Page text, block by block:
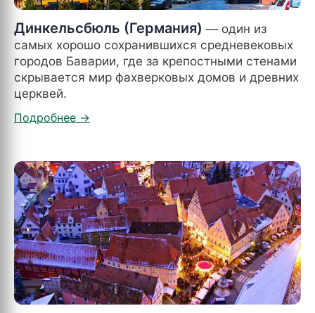
Динкельсбюль (Германия) — один из
самых хорошо сохранившихся средневековых
городов Баварии, где за крепостными стенами
скрывается мир фахверковых домов и древних
церквей.